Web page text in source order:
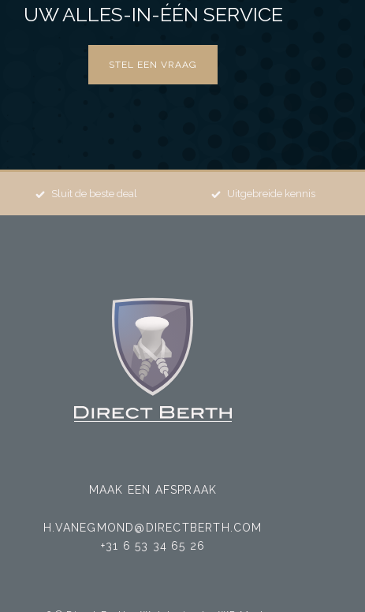
UW ALLES-IN-ÉÉN SERVICE
STEL EEN VRAAG
Sluit de beste deal Uitgebreide kennis
MAAK EEN AFSPRAAK
H.VANEGMOND@DIRECTBERTH.COM
+31 6 53 34 65 26